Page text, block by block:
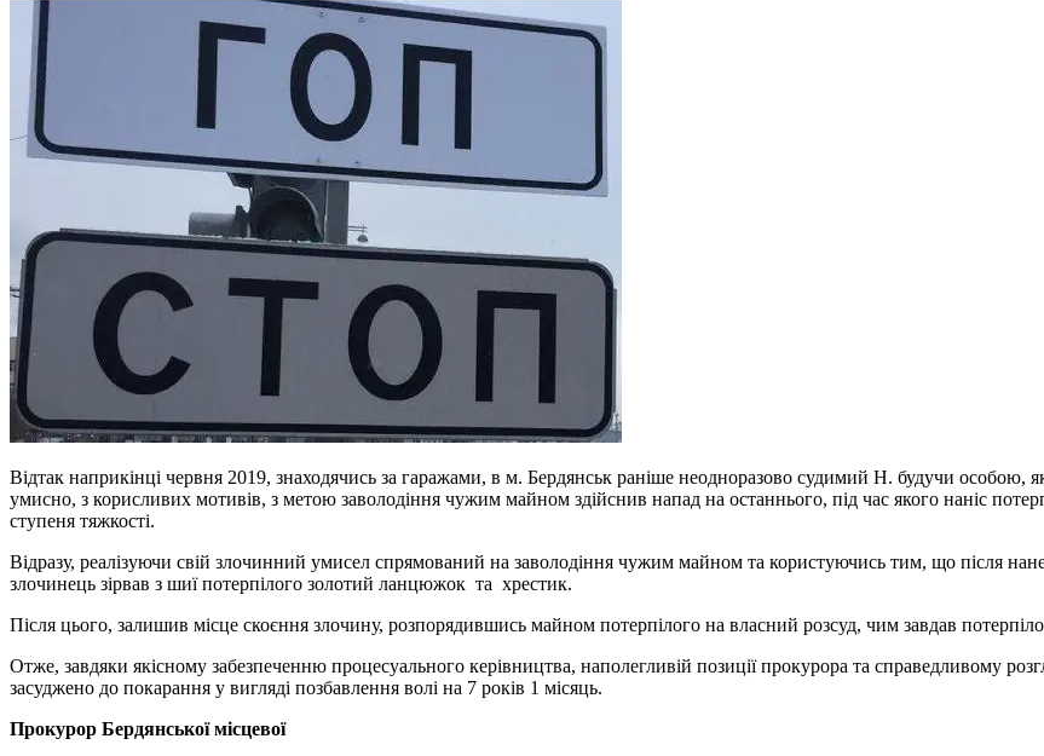
Відтак наприкінці червня 2019, знаходячись за гаражами, в м. Бердянськ раніше неодноразово судимий Н. будучи особою,
умисно, з корисливих мотивів, з метою заволодіння чужим майном здійснив напад на останнього, під час якого наніс
ступеня тяжкості.
Відразу, реалізуючи свій злочинний умисел спрямований на заволодіння чужим майном та користуючись тим, що після
злочинець зірвав з шиї потерпілого золотий ланцюжок та хрестик.
Після цього, залишив місце скоєння злочину, розпорядившись майном потерпілого на власний розсуд, чим завдав
Отже, завдяки якісному забезпеченню процесуального керівництва, наполегливій позиції прокурора та справедливому
засуджено до покарання у вигляді позбавлення волі на 7 років 1 місяць.
Прокурор Бердянської місцевої